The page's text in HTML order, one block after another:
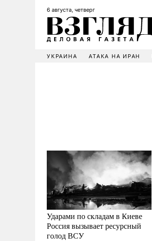
6 августа, четверг
УКРАИНА АТАКА НА ИРАН
Ударами по складам в Киеве
Россия вызывает ресурсный
голод ВСУ